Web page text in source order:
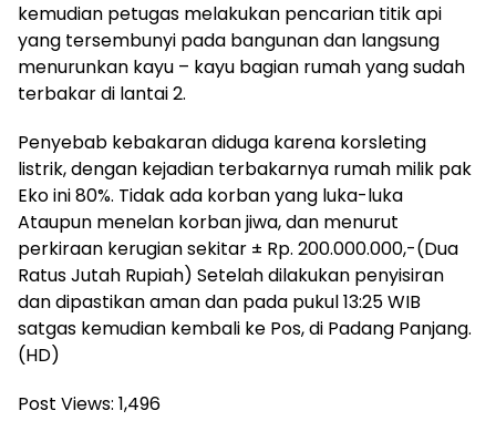
kemudian petugas melakukan pencarian titik api
yang tersembunyi pada bangunan dan langsung
menurunkan kayu – kayu bagian rumah yang sudah
terbakar di lantai 2.
Penyebab kebakaran diduga karena korsleting
listrik, dengan kejadian terbakarnya rumah milik pak
Eko ini 80%. Tidak ada korban yang luka-luka
Ataupun menelan korban jiwa, dan menurut
perkiraan kerugian sekitar ± Rp. 200.000.000,-(Dua
Ratus Jutah Rupiah) Setelah dilakukan penyisiran
dan dipastikan aman dan pada pukul 13:25 WIB
satgas kemudian kembali ke Pos, di Padang Panjang.
(HD)
Post Views: 1,496